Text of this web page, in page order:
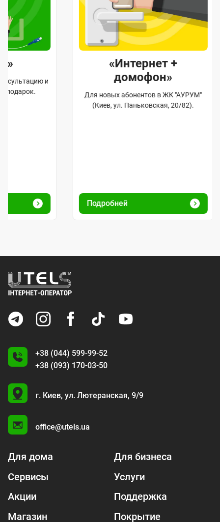
«Интернет +
домофон»
Для новых абонентов в ЖК "АУРУМ"
(Киев, ул. Паньковская, 20/82).
Подробней
+38 (044) 599-99-52
+38 (093) 170-03-50
U
г. Киев, ул. Лютеранская, 9/9
office@utels.ua
Для дома
Для бизнеса
Сервисы
Услуги
Акции
Поддержка
Магазин
Покрытие